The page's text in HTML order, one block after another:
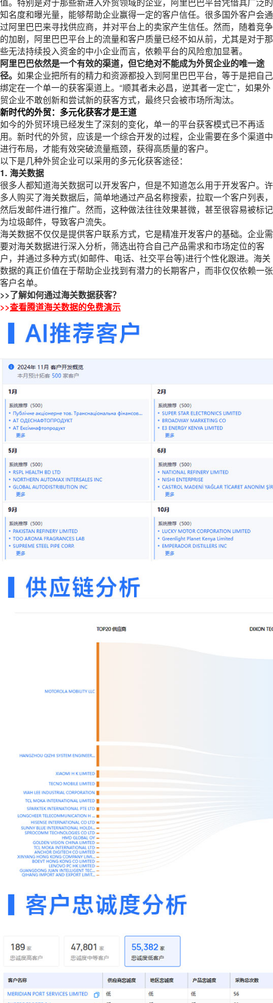
知名度和曝光量，能够帮助企业赢得一定的客户信任。很多国外客户会通
过阿里巴巴来寻找供应商，并对平台上的卖家产生信任。然而，随着竞争
的加剧，阿里巴巴平台上的流量和客户质量已经不如从前，尤其是对于那
些无法持续投入资金的中小企业而言，依赖平台的风险愈加显著。
阿里巴巴依然是一个有效的渠道，但它绝对不能成为外贸企业的唯一途
径。 如果企业把所有的精力和资源都投入到阿里巴巴平台，等于是把自己
绑定在一个单一的获客渠道上。“顺其者未必昌，逆其者一定亡”，如果外
贸企业不敢创新和尝试新的获客方式，最终只会被市场所淘汰。
新时代的外贸：多元化获客才是王道
如今的外贸环境已经发生了深刻的变化，单一的平台获客模式已不再适
用。新时代的外贸，应该是一个综合开发的过程，企业需要在多个渠道中
进行布局，才能有效突破流量瓶颈，获得高质量的客户。
以下是几种外贸企业可以采用的多元化获客途径：
1. 海关数据
很多人都知道海关数据可以开发客户，但是不知道怎么用于开发客户。许
多人购买了海关数据后，简单地通过产品名称搜索，拉取一个客户列表，
然后发邮件进行推广。然而，这种做法往往效果甚微，甚至很容易被标记
为垃圾邮件，导致客户流失。
海关数据不仅仅是提供客户联系方式，它是精准开发客户的基础。企业需
要对海关数据进行深入分析，筛选出符合自己产品需求和市场定位的客
户，并通过多种方式(如邮件、电话、社交平台等)进行个性化跟进。海关
数据的真正价值在于帮助企业找到有潜力的长期客户，而非仅仅依赖一张
客户名单。
>>了解如何通过海关数据获客？
>>查看腾道海关数据的免费演示